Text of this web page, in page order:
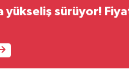
yükseliş sürüyor!